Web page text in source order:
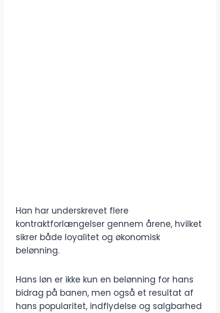
Han har underskrevet flere
kontraktforlængelser gennem årene, hvilket
sikrer både loyalitet og økonomisk
belønning.
Hans løn er ikke kun en belønning for hans
bidrag på banen, men også et resultat af
hans popularitet, indflydelse og salgbarhed